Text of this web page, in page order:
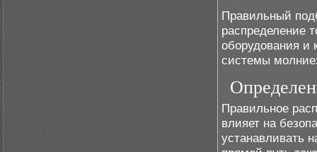
Правильный
распределение
оборудования и
системы
Правильное
влияет на
устанавливать